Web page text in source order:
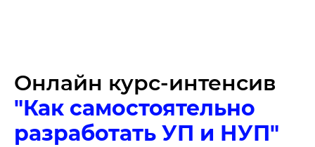
Онлайн курс-интенсив
"Как самостоятельно
разработать УП и НУП"